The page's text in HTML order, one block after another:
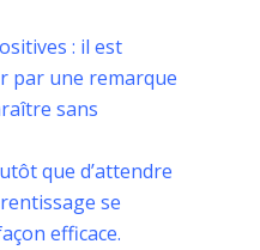
: il est
par une remarque
sans
que d’attendre
se
efficace.